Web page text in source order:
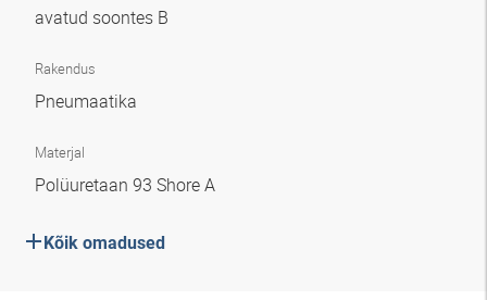
avatud soontes B
Rakendus
Pneumaatika
Materjal
Polüuretaan 93 Shore A
Kõik omadused